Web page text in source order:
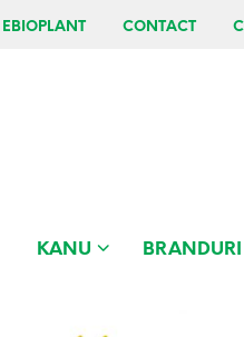
EBIOPLANT CONTACT
KANU BRANDURI